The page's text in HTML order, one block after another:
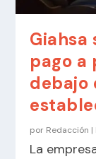
Giahsa
pago a
debajo
por Redacción |
La